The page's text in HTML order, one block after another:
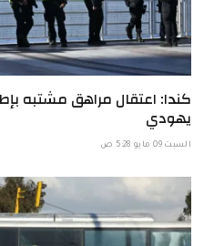
كندا: اعتقال مراهق مشتبه
يهودي
السبت 09 مايو 5:28 ص